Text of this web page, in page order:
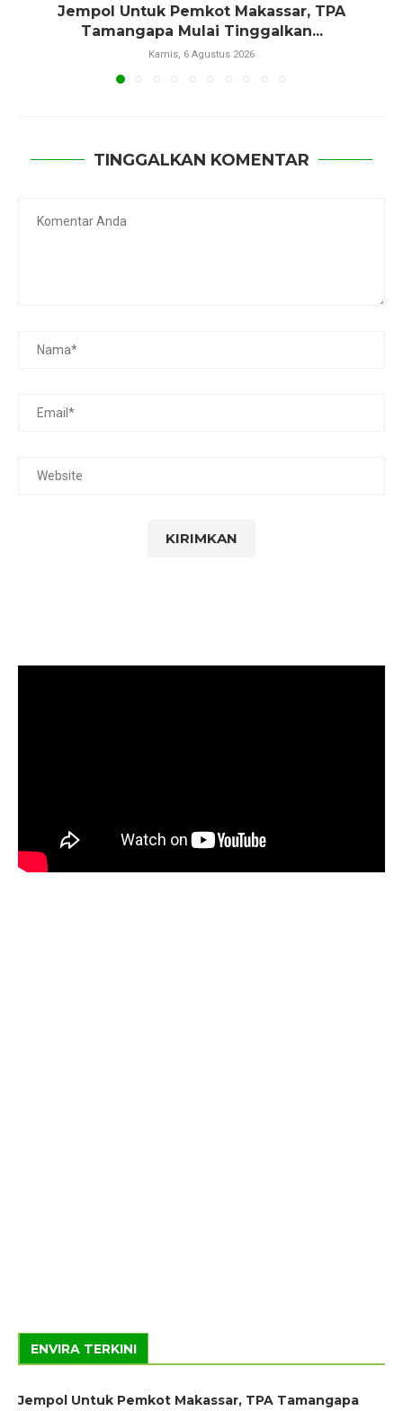
Jempol Untuk Pemkot Makassar, TPA
Tamangapa Mulai Tinggalkan...
Kamis, 6 Agustus 2026
TINGGALKAN KOMENTAR
ENVIRA TERKINI
Jempol Untuk Pemkot Makassar, TPA Tamangapa